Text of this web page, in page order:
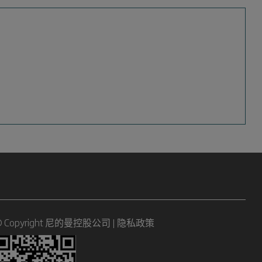
尼的曼控股公司 | 隐私政策